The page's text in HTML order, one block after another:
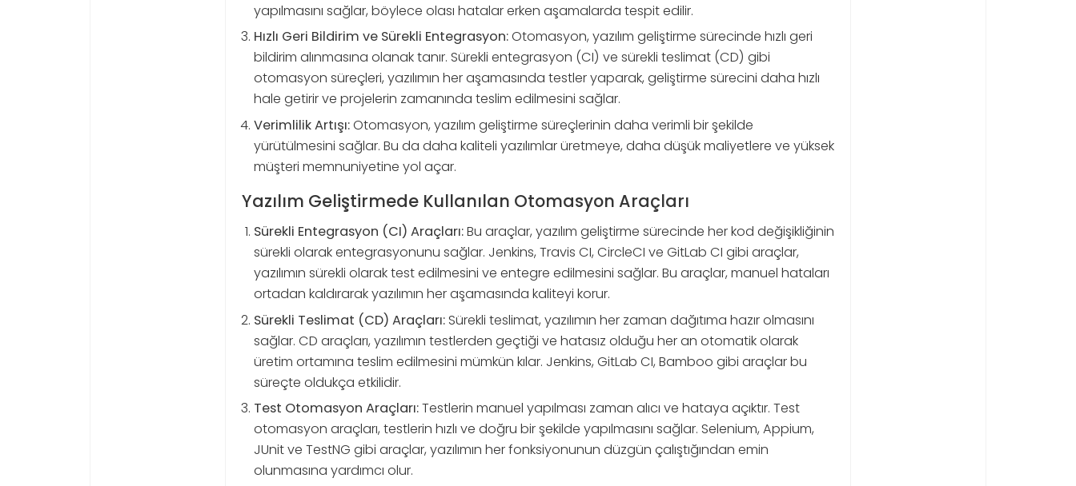
yapılmasını sağlar, böylece olası hatalar erken aşamalarda tespit edilir.
Hızlı Geri Bildirim ve Sürekli Entegrasyon:Otomasyon, yazılım geliştirme sürecinde hızlı geri
bildirim alınmasına olanak tanır. Sürekli entegrasyon (CI) ve sürekli teslimat (CD) gibi
otomasyon süreçleri, yazılımın her aşamasında testler yaparak, geliştirme sürecini daha hızlı
hale getirir ve projelerin zamanında teslim edilmesini sağlar.
Verimlilik Artışı:Otomasyon, yazılım geliştirme süreçlerinin daha verimli bir şekilde
yürütülmesini sağlar. Bu da daha kaliteli yazılımlar üretmeye, daha düşük maliyetlere ve yüksek
müşteri memnuniyetine yol açar.
Yazılım Geliştirmede Kullanılan Otomasyon Araçları
Sürekli Entegrasyon (CI) Araçları:Bu araçlar, yazılım geliştirme sürecinde her kod değişikliğinin
sürekli olarak entegrasyonunu sağlar. Jenkins, Travis CI, CircleCI ve GitLab CI gibi araçlar,
yazılımın sürekli olarak test edilmesini ve entegre edilmesini sağlar. Bu araçlar, manuel hataları
ortadan kaldırarak yazılımın her aşamasında kaliteyi korur.
Sürekli Teslimat (CD) Araçları:Sürekli teslimat, yazılımın her zaman dağıtıma hazır olmasını
sağlar. CD araçları, yazılımın testlerden geçtiği ve hatasız olduğu her an otomatik olarak
üretim ortamına teslim edilmesini mümkün kılar. Jenkins, GitLab CI, Bamboo gibi araçlar bu
süreçte oldukça etkilidir.
Test Otomasyon Araçları:Testlerin manuel yapılması zaman alıcı ve hataya açıktır. Test
otomasyon araçları, testlerin hızlı ve doğru bir şekilde yapılmasını sağlar. Selenium, Appium,
JUnit ve TestNG gibi araçlar, yazılımın her fonksiyonunun düzgün çalıştığından emin
olunmasına yardımcı olur.